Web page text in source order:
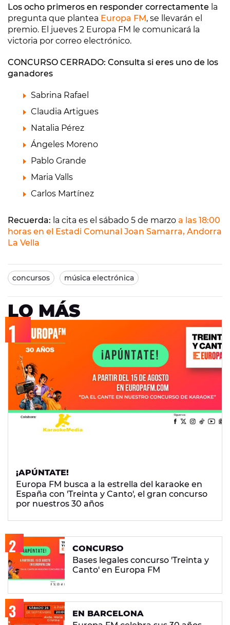
Los ocho primeros en responder correctamente la
pregunta que plantea Europa FM, se llevarán el
premio. El jueves 2 Europa FM le comunicará la
victoria por correo electrónico.
CONCURSO CERRADO: Consulta si eres uno de los
ganadores
Sabrina Rafael
Claudia Artigues
Natalia Pérez
Ángeles Moreno
Pablo Grande
Maria Valls
Carlos Martínez
Recuerda: la cita es el sábado 5 de marzo a las 18:00
horas en el Estadi Comunal Joan Samarra, Andorra
La Vella
concursos música electrónica
LO MÁS
¡APÚNTATE!
Europa FM busca a la estrella del karaoke en
España con 'Treinta y Canto', el gran concurso
por nuestros 30 años
CONCURSO
Bases legales concurso 'Treinta y
Canto' en Europa FM
EN BARCELONA